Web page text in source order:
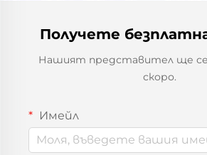
Получете
Нашият представител ще се
скоро.
Имейл